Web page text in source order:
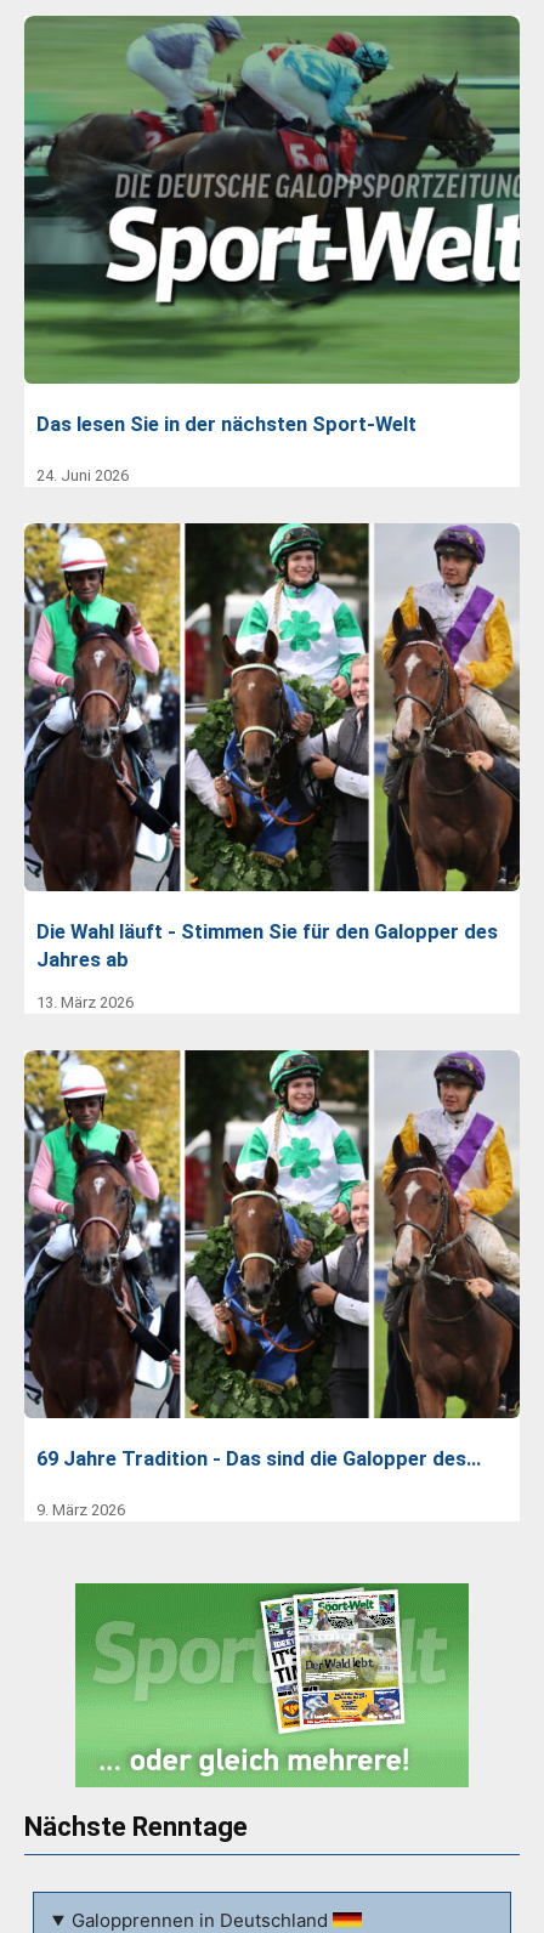
Das lesen Sie in der nächsten Sport-Welt
24. Juni 2026
Die Wahl läuft - Stimmen Sie für den Galopper des
Jahres ab
13. März 2026
69 Jahre Tradition - Das sind die Galopper des…
9. März 2026
Nächste Renntage
Galopprennen in Deutschland